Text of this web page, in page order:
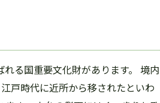
る国重要文化財があります。 境内
戸時代に近所から移されたといわ